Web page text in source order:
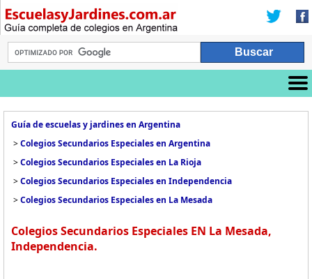
Guía de escuelas y jardines en Argentina
>Colegios Secundarios Especiales en Argentina
>Colegios Secundarios Especiales en La Rioja
>Colegios Secundarios Especiales en Independencia
>Colegios Secundarios Especiales en La Mesada
Colegios Secundarios Especiales EN La Mesada,
Independencia.